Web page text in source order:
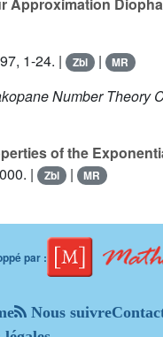
Approximation
1-24. | Zbl | MR
Number Theory
of the
| Zbl | MR
par :
Nous suivre